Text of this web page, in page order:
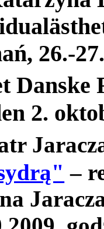
ä
ń, 26.-27.
2.
–